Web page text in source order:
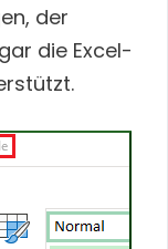
der
die Excel-